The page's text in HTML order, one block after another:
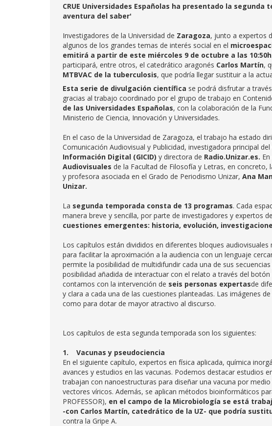
CRUE Universidades Españolas ha presentado la
aventura del saber'
Investigadores de la Universidad de Zaragoza, junto a expertos
algunos de los grandes temas de interés social en el
emitirá a partir de este miércoles 9 de octubre a las
participará, entre otros, el catedrático aragonés Carlos Martín,
MTBVAC de la tuberculosis, que podría llegar sustituir a la
Esta serie de divulgación científica se podrá disfrutar a
gracias al trabajo coordinado por el grupo de trabajo en
de las Universidades Españolas, con la colaboración de la
Ministerio de Ciencia, Innovación y Universidades.
En el caso de la Universidad de Zaragoza, el trabajo ha estado
Comunicación Audiovisual y Publicidad, investigadora principal del
Información Digital (GICID) y directora de Radio.Unizar.es.
Audiovisuales de la Facultad de Filosofía y Letras, en concreto,
y profesora asociada en el Grado de Periodismo Unizar, Ana
Unizar.
La segunda temporada consta de 13 programas. Cada
manera breve y sencilla, por parte de investigadores y expertos
cuestiones emergentes: historia, evolución,
Los capítulos están divididos en diferentes bloques
para facilitar la aproximación a la audiencia con un lenguaje
permite la posibilidad de multidifundir cada una de sus
posibilidad añadida de interactuar con el relato a través del
contamos con la intervención de seis personas expertasde
y clara a cada una de las cuestiones planteadas. Las imágenes
como para dotar de mayor atractivo al discurso.
Los capítulos de esta segunda temporada son los siguientes:
1. Vacunas y pseudociencia
En el siguiente capítulo, expertos en física aplicada, química
avances y estudios en las vacunas. Podemos destacar estudios
trabajan con nanoestructuras para diseñar una vacuna por
vectores víricos. Además, se aplican métodos bioinformáticos
PROFESSOR), en el campo de la Microbiología se está
-con Carlos Martín, catedrático de la UZ- que podría
contra la Gripe A.